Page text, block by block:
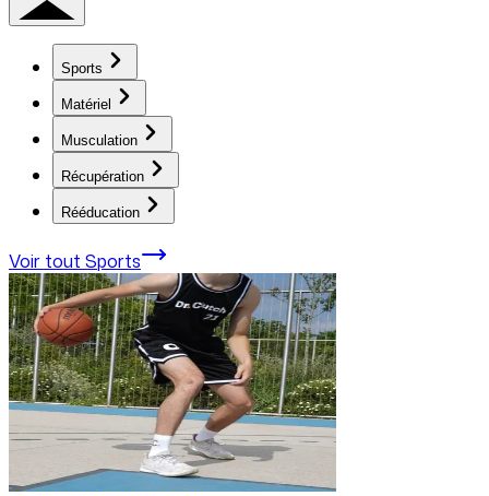
Sports
Matériel
Musculation
Récupération
Rééducation
Voir tout Sports